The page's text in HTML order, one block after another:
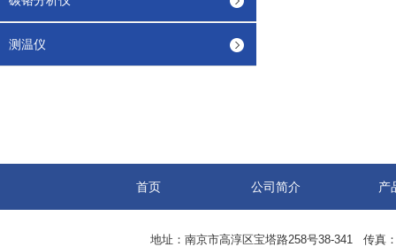
测温仪
首页 公司简介 产
地址：南京市高淳区宝塔路258号38-341 传真